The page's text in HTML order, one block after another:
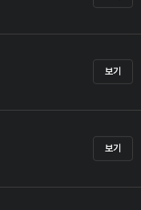
보기
보기